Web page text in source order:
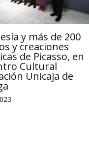
y más de 200
y creaciones
de Picasso, en
Cultural
Unicaja de